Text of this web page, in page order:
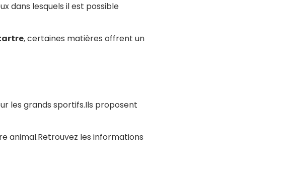
dans lesquels il est possible
, certaines matières offrent un
les grands sportifs.Ils proposent
animal.Retrouvez les informations